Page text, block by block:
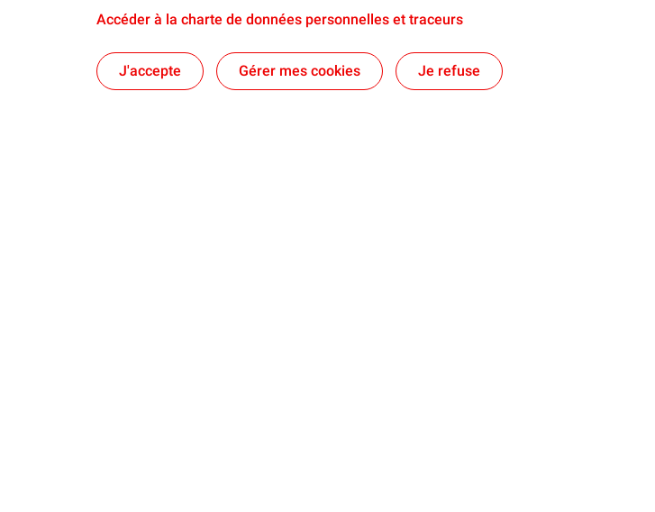
Accéder à la charte de données personnelles et traceurs
J'accepte Gérer mes cookies Je refuse